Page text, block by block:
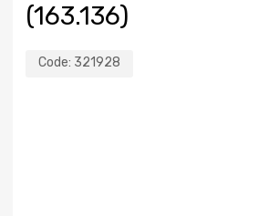
(163.136)
Code: 321928